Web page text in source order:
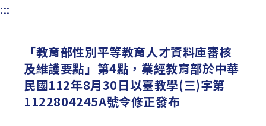
:::
「教育部性別平等教育人才資料庫審核
及維護要點」第4點，業經教育部於中華
民國112年8月30日以臺教學(三)字第
1122804245A號令修正發布